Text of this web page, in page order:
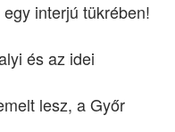
interjú tükrében!
és az idei
lesz, a Győr